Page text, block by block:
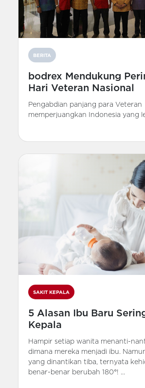
BERITA
bodrex Mendukung
Hari Veteran Nasional
Pengabdian panjang para Veteran
memperjuangkan Indonesia yang
SAKIT KEPALA
5 Alasan Ibu Baru
Kepala
Hampir setiap wanita menanti-
dimana mereka menjadi ibu.
yang dinantikan tiba, ternyata
benar-benar berubah 180°! ...